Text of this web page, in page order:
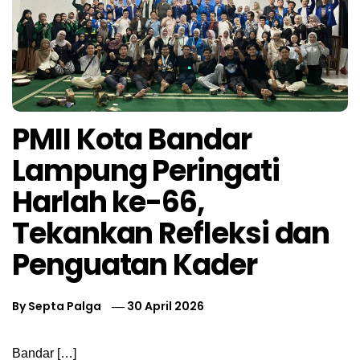
PMII Kota Bandar
Lampung Peringati
Harlah ke-66,
Tekankan Refleksi dan
Penguatan Kader
BySepta Palga 30 April 2026
Bandar […]